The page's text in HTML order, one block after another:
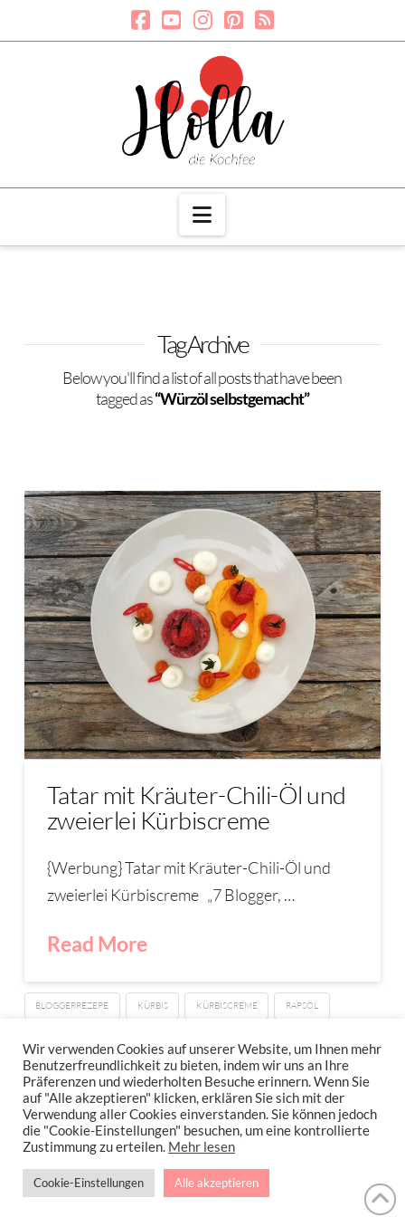
Navigation
Tag Archive
Below you'll find a list of all posts that have been
tagged as“Würzöl selbstgemacht”
Tatar mit Kräuter-Chili-Öl und
zweierlei Kürbiscreme
{Werbung} Tatar mit Kräuter-Chili-Öl und
zweierlei Kürbiscreme „7 Blogger, …
Read More
BLOGGERREZEPE KÜRBIS KÜRBISCREME RAPSÖL
IMPRESSUM
DATENSCHUTZERKLÄRUNG
NEWSLETTER DATENSCHUTZRICHTLINIEN
Gesund Leben, Abnehmen, Zuckerfrei Backen, Reisen & Ausgehen Uvm.
!
Wir verwenden Cookies auf unserer Website, um Ihnen mehr
Benutzerfreundlichkeit zu bieten, indem wir uns an Ihre
Präferenzen und wiederholten Besuche erinnern. Wenn Sie
auf "Alle akzeptieren" klicken, erklären Sie sich mit der
Verwendung aller Cookies einverstanden. Sie können jedoch
die "Cookie-Einstellungen" besuchen, um eine kontrollierte
Zustimmung zu erteilen. Mehr lesen
Cookie-Einstellungen Alle akzeptieren